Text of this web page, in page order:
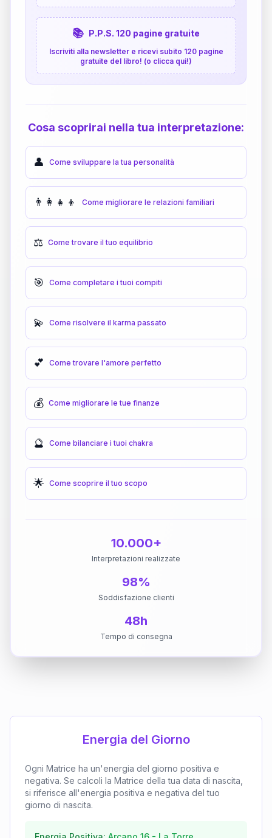
📚 P.P.S. 120 pagine gratuite
Iscriviti alla newsletter e ricevi subito 120 pagine
gratuite del libro! (o clicca qui!)
Cosa scoprirai nella tua interpretazione:
👤 Come sviluppare la tua personalità
👨‍👩‍👧‍👦 Come migliorare le relazioni familiari
⚖️ Come trovare il tuo equilibrio
🎯 Come completare i tuoi compiti
💫 Come risolvere il karma passato
💕 Come trovare l'amore perfetto
💰 Come migliorare le tue finanze
🔮 Come bilanciare i tuoi chakra
🌟 Come scoprire il tuo scopo
10.000+
Interpretazioni realizzate
98%
Soddisfazione clienti
48h
Tempo di consegna
Energia del Giorno
Ogni Matrice ha un'energia del giorno positiva e
negativa. Se calcoli la Matrice della tua data di nascita,
si riferisce all'energia positiva e negativa del tuo
giorno di nascita.